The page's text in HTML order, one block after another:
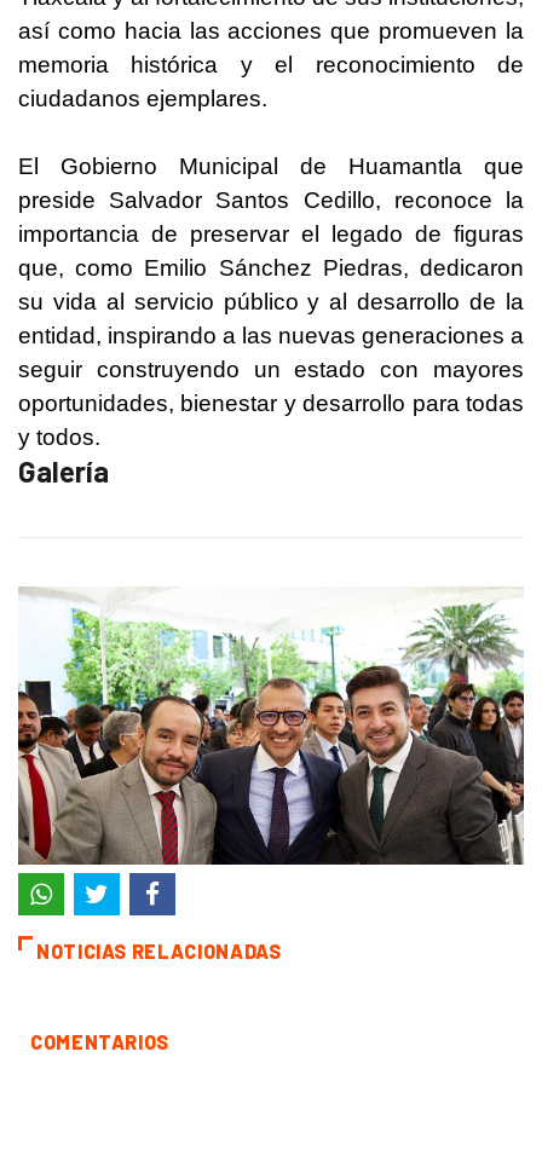
así como hacia las acciones que promueven la
memoria histórica y el reconocimiento de
ciudadanos ejemplares.
El Gobierno Municipal de Huamantla que
preside Salvador Santos Cedillo, reconoce la
importancia de preservar el legado de figuras
que, como Emilio Sánchez Piedras, dedicaron
su vida al servicio público y al desarrollo de la
entidad, inspirando a las nuevas generaciones a
seguir construyendo un estado con mayores
oportunidades, bienestar y desarrollo para todas
y todos.
Galería
NOTICIAS RELACIONADAS
COMENTARIOS